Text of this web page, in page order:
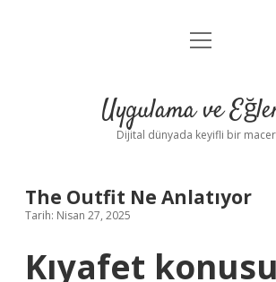
Anasayfa
Yasal Uyarı
menüyü
Uygulama ve
Dijital dünyada keyifli bir
The Outfit Ne Anlatıyor
Tarih: Nisan 27, 2025
Kıyafet